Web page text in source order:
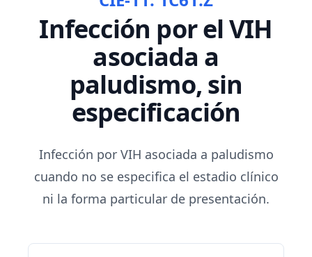
Infección por el VIH
asociada a
paludismo, sin
especificación
Infección por VIH asociada a paludismo
cuando no se especifica el estadio clínico
ni la forma particular de presentación.